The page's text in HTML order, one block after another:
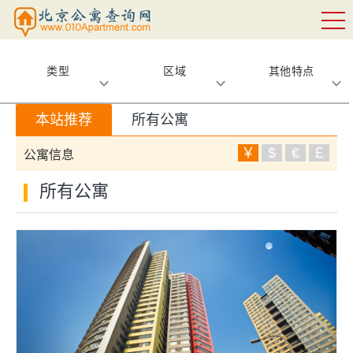
类型 区域 其他特点
本站推荐 所有公寓
公寓信息 ￥ $ € ￡
所有公寓